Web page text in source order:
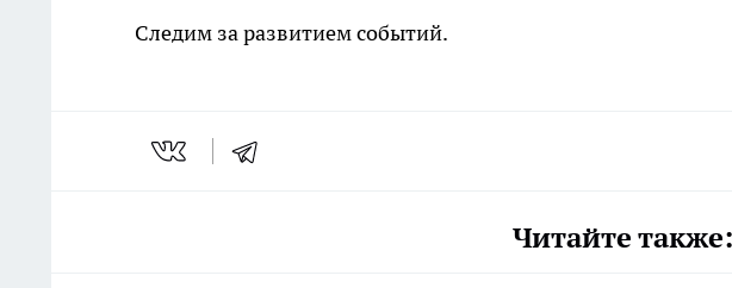
Следим за развитием событий.
Читайте также: